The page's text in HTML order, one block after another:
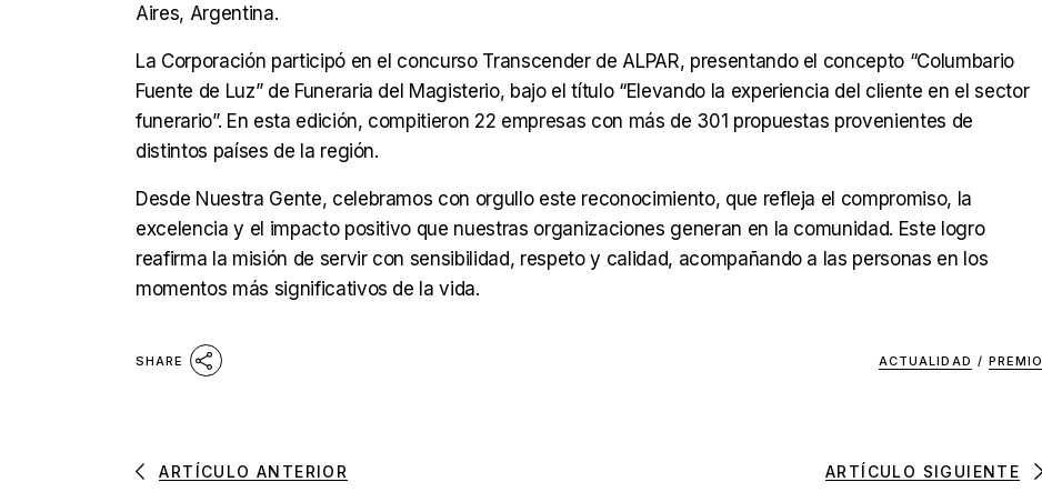
Aires, Argentina.
La Corporación participó en el concurso Transcender de ALPAR, presentando el concepto “Columbario
Fuente de Luz” de Funeraria del Magisterio, bajo el título “Elevando la experiencia del cliente en el sector
funerario”. En esta edición, compitieron 22 empresas con más de 301 propuestas provenientes de
distintos países de la región.
Desde Nuestra Gente, celebramos con orgullo este reconocimiento, que refleja el compromiso, la
excelencia y el impacto positivo que nuestras organizaciones generan en la comunidad. Este logro
reafirma la misión de servir con sensibilidad, respeto y calidad, acompañando a las personas en los
momentos más significativos de la vida.
SHARE ACTUALIDAD / PREMIO
ARTÍCULO ANTERIOR ARTÍCULO SIGUIENTE